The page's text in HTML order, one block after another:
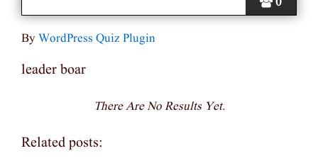
ByWordPress Quiz Plugin
leader boar
There Are No Results Yet.
Related posts: